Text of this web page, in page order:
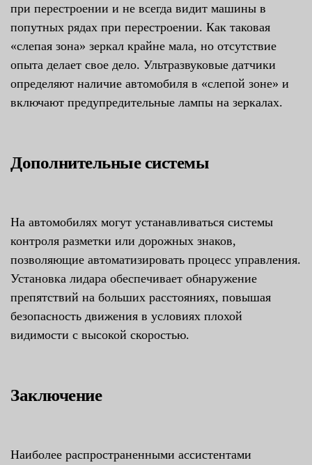
при перестроении и не всегда видит машины в
попутных рядах при перестроении. Как таковая
«слепая зона» зеркал крайне мала, но отсутствие
опыта делает свое дело. Ультразвуковые датчики
определяют наличие автомобиля в «слепой зоне» и
включают предупредительные лампы на зеркалах.
Дополнительные системы
На автомобилях могут устанавливаться системы
контроля разметки или дорожных знаков,
позволяющие автоматизировать процесс управления.
Установка лидара обеспечивает обнаружение
препятствий на больших расстояниях, повышая
безопасность движения в условиях плохой
видимости с высокой скоростью.
Заключение
Наиболее распространенными ассистентами